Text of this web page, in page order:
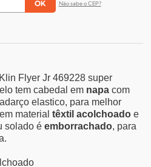
Não sabe o CEP?
Flyer Jr 469228 super
tem cabedal em napa com
elastico, para melhor
material têxtil acolchoado e
solado éemborrachado, para